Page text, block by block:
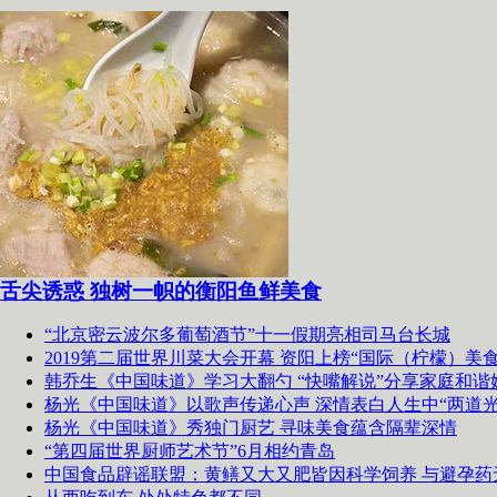
舌尖诱惑 独树一帜的衡阳鱼鲜美食
“北京密云波尔多葡萄酒节”十一假期亮相司马台长城
2019第二届世界川菜大会开幕 资阳上榜“国际（柠檬）美
韩乔生《中国味道》学习大翻勺 “快嘴解说”分享家庭和谐
杨光《中国味道》以歌声传递心声 深情表白人生中“两道
杨光《中国味道》秀独门厨艺 寻味美食蕴含隔辈深情
“第四届世界厨师艺术节”6月相约青岛
中国食品辟谣联盟：黄鳝又大又肥皆因科学饲养 与避孕药